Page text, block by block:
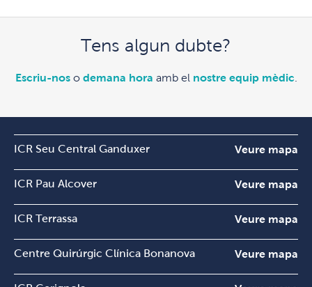
Tens algun dubte?
Escriu-noso demana hora amb el nostre equip mèdic.
ICR Seu Central Ganduxer Veure mapa
ICR Pau Alcover Veure mapa
ICR Terrassa Veure mapa
Centre Quirúrgic Clínica Bonanova Veure mapa